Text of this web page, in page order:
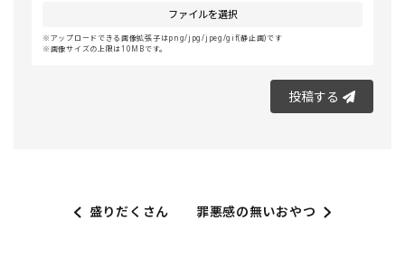
ファイルを選択
アップロードできる画像拡張子はpng/jpg/jpeg/gif(静止画)です
画像サイズの上限は10MBです。
投稿する
盛りだくさん 罪悪感の無いおやつ